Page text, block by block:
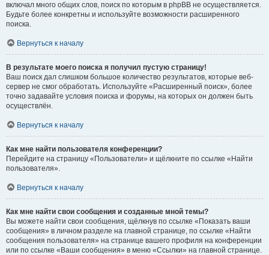
включал много общих слов, поиск по которым в phpBB не осуществляется.
Будьте более конкретны и используйте возможности расширенного
поиска.
Вернуться к началу
В результате моего поиска я получил пустую страницу!
Ваш поиск дал слишком большое количество результатов, которые веб-
сервер не смог обработать. Используйте «Расширенный поиск», более
точно задавайте условия поиска и форумы, на которых он должен быть
осуществлён.
Вернуться к началу
Как мне найти пользователя конференции?
Перейдите на страницу «Пользователи» и щёлкните по ссылке «Найти
пользователя».
Вернуться к началу
Как мне найти свои сообщения и созданные мной темы?
Вы можете найти свои сообщения, щёлкнув по ссылке «Показать ваши
сообщения» в личном разделе на главной странице, по ссылке «Найти
сообщения пользователя» на странице вашего профиля на конференции
или по ссылке «Ваши сообщения» в меню «Ссылки» на главной странице.